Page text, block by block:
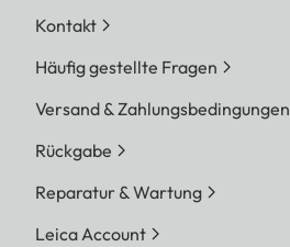
Kontakt
Häufig gestellte Fragen
Versand & Zahlungsbedingungen
Rückgabe
Reparatur & Wartung
Leica Account